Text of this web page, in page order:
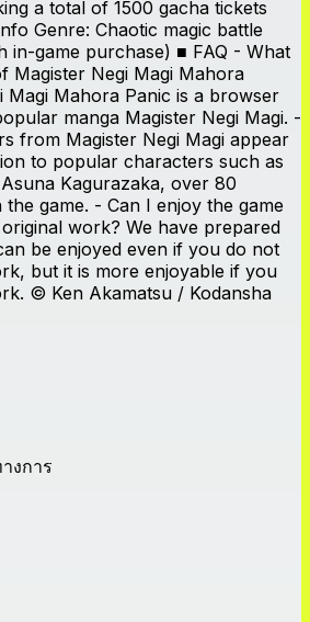
a total of 1500 gacha tickets
Genre: Chaotic magic battle
in-game purchase) ■ FAQ - What
Magister Negi Magi Mahora
Magi Mahora Panic is a browser
manga Magister Negi Magi. -
from Magister Negi Magi appear
to popular characters such as
Kagurazaka, over 80
game. - Can I enjoy the game
work? We have prepared
be enjoyed even if you do not
but it is more enjoyable if you
© Ken Akamatsu / Kodansha
งการ